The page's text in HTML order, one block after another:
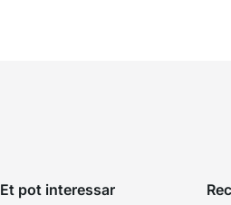
Et pot interessar